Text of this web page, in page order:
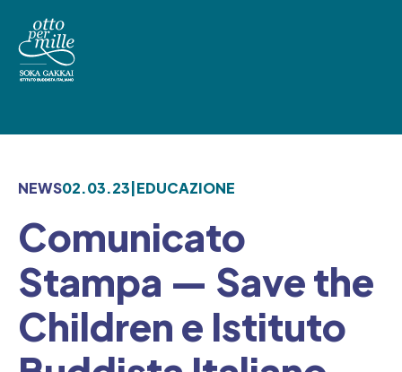
content
NEWS02.03.23 EDUCAZIONE
Comunicato
Stampa — Save the
Children e Istituto